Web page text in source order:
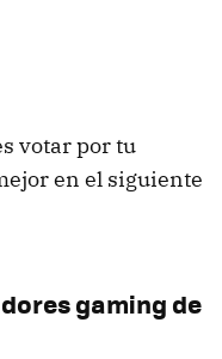
votar por tu
en el siguiente
gaming de